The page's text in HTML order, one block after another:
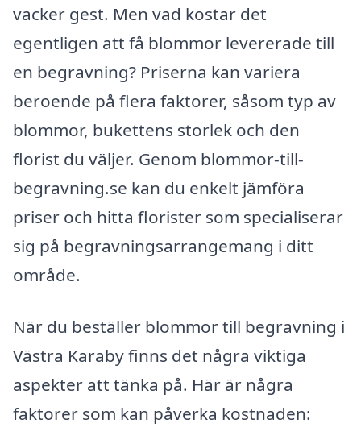
vacker gest. Men vad kostar det
egentligen att få blommor levererade till
en begravning? Priserna kan variera
beroende på flera faktorer, såsom typ av
blommor, bukettens storlek och den
florist du väljer. Genom blommor-till-
begravning.se kan du enkelt jämföra
priser och hitta florister som specialiserar
sig på begravningsarrangemang i ditt
område.
När du beställer blommor till begravning i
Västra Karaby finns det några viktiga
aspekter att tänka på. Här är några
faktorer som kan påverka kostnaden: